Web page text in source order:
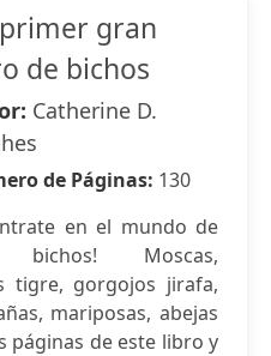
gran
de bichos
Catherine D.
de Páginas: 130
en el mundo de
bichos! Moscas,
tigre, gorgojos jirafa,
mariposas, abejas
páginas de este libro y